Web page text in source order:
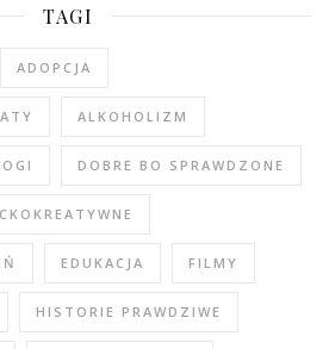
TAGI
ADOPCJA
ALKOHOLIZM
DOBRE BO SPRAWDZONE
EDUKACJA FILMY
HISTORIE PRAWDZIWE